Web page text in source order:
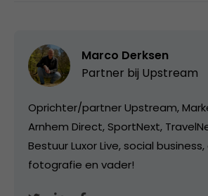
Marco Derksen
Partner bij Upstream
Oprichter/partner Upstream,
Arnhem Direct, SportNext,
Bestuur Luxor Live, social
fotografie en vader!